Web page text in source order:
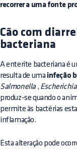
recorrer a uma fonte
Cão com
bacteriana
A enterite bacteriana é
resulta de uma infeção
Salmonella,
produz-se quando o
permite às bactérias
inflamação.
Esta alteração pode